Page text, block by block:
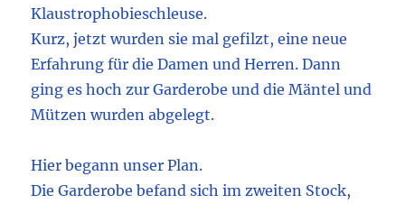
Klaustrophobieschleuse.
Kurz, jetzt wurden sie mal gefilzt, eine neue
Erfahrung für die Damen und Herren. Dann
ging es hoch zur Garderobe und die Mäntel und
Mützen wurden abgelegt.
Hier begann unser Plan.
Die Garderobe befand sich im zweiten Stock,